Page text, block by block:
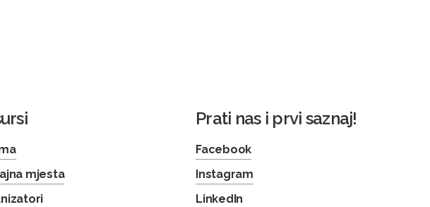
mjesta
Prati nas i prvi saznaj!
Facebook
Instagram
LinkedIn